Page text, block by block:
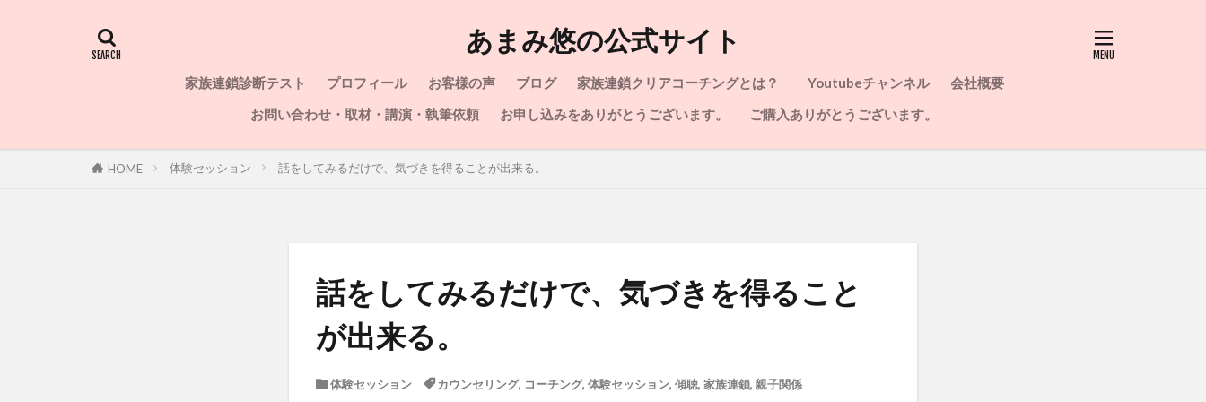
あまみ悠の公式サイト
家族連鎖診断テスト プロフィール お客様の声 ブログ 家族連鎖クリアコーチングとは？ Youtubeチャンネル
会社概要
お問い合わせ・取材・講演・執筆依頼
お申し込みをありがとうございます。 ご購入ありがとうございます。
HOME 体験セッション 話をしてみるだけで、気づきを得ることが出来る。
話をしてみるだけで、気づきを得ること
が出来る。
体験セッション カウンセリング, コーチング, 体験セッション, 傾聴, 家族連鎖, 親子関係